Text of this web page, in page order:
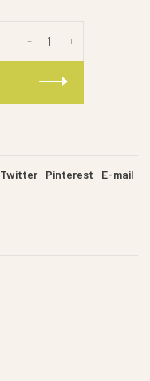
+
-
Twitter Pinterest E-mail